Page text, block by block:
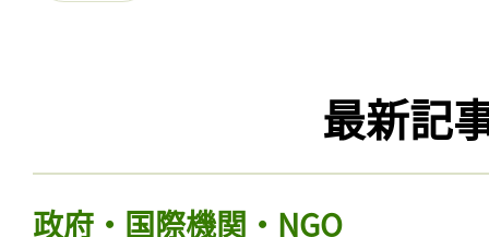
最新記
政府・国際機関・NGO